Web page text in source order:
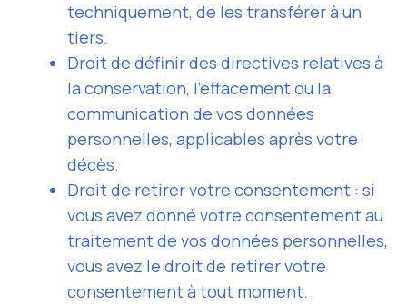
techniquement, de les transférer à un
tiers.
Droit de définir des directives relatives à
la conservation, l’effacement ou la
communication de vos données
personnelles, applicables après votre
décès.
Droit de retirer votre consentement : si
vous avez donné votre consentement au
traitement de vos données personnelles,
vous avez le droit de retirer votre
consentement à tout moment.